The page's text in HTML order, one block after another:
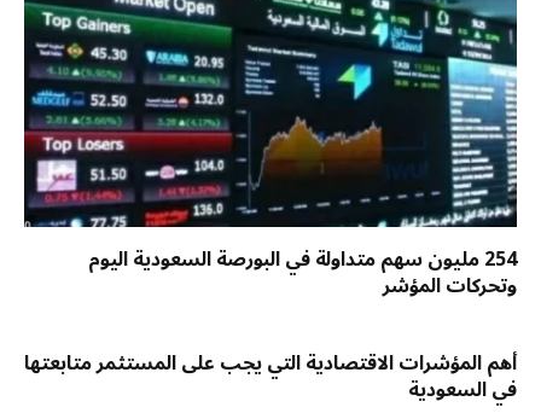
254 مليون سهم متداولة في البورصة السعودية اليوم
وتحركات المؤشر
أهم المؤشرات الاقتصادية التي يجب على المستثمر متابعتها
في السعودية